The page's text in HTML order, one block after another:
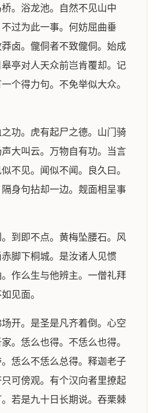
。浴龙池。自然不见山中
过为此一事。何妨屈曲垂
卤。儱侗者不致儱侗。始成
亭对人天众前岂肯覆却。记
个得力句。不免举似大众。
功。虎有起尸之德。山门骑
大叫云。万物自有功。当言
不见。闻似不闻。良久曰。
身句拈却一边。觌面相呈事
到即不点。黄梅坠腰石。风
脚下桐城。是汝诸人见惯
作么生与他辨主。一僧礼拜
见面。
开。是圣是凡齐着倒。心空
。恁么也得。不恁么也得。
恁么不恁么总得。释迦老子
可傍观。有个汉向者里撩起
若是九十日长期说。吞栗棘